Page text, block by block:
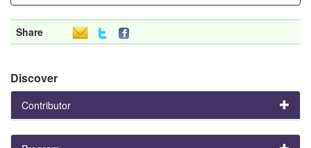
Share
Discover
Contributor